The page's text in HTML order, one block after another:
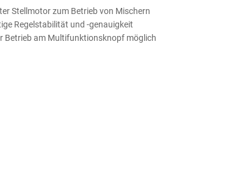
Stellmotor zum Betrieb von Mischern
Regelstabilität und -genauigkeit
Betrieb am Multifunktionsknopf möglich